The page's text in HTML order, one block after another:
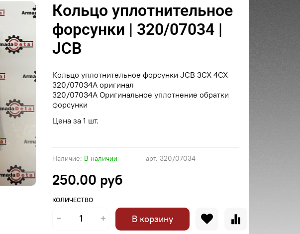
арт. 320/07034
Наличие: В наличии
Кольцо уплотнительное
форсунки | 320/07034 |
JCB
250.00 руб
КОЛИЧЕСТВО
В корзину
Кольцо уплотнительное форсунки JCB 3CX 4CX
320/07034A оригинал
320/07034A Оригинальное уплотнение обратки
форсунки
Цена за 1 шт.